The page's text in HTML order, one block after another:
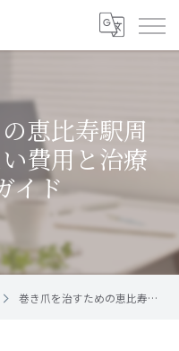
恵比寿駅周
費用と治療
イド
巻き爪を治すための恵比寿駅周辺で知っておきたい費用と治療法の徹底ガイド